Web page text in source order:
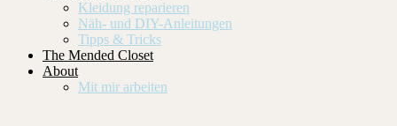
Kleidung reparieren
Näh- und DIY-Anleitungen
Tipps & Tricks
The Mended Closet
About
Mit mir arbeiten